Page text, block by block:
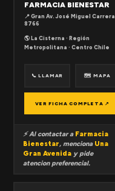
FARMACIA BIENESTAR
📍 Gran Av. José Miguel Carrera
8766
🌎 La Cisterna · Región
Metropolitana · Centro Chile
📞 LLAMAR 🗺 MAPA
VER FICHA COMPLETA ↗
⚡ Al contactar a Farmacia
Bienestar, menciona Una
Gran Avenida y pide
atencion preferencial.